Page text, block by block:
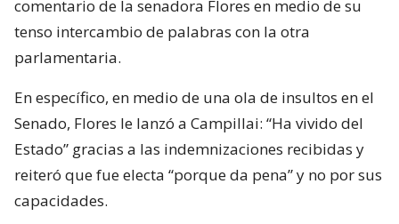
comentario de la senadora Flores en medio de su
tenso intercambio de palabras con la otra
parlamentaria.
En específico, en medio de una ola de insultos en el
Senado, Flores le lanzó a Campillai: “Ha vivido del
Estado” gracias a las indemnizaciones recibidas y
reiteró que fue electa “porque da pena” y no por sus
capacidades.